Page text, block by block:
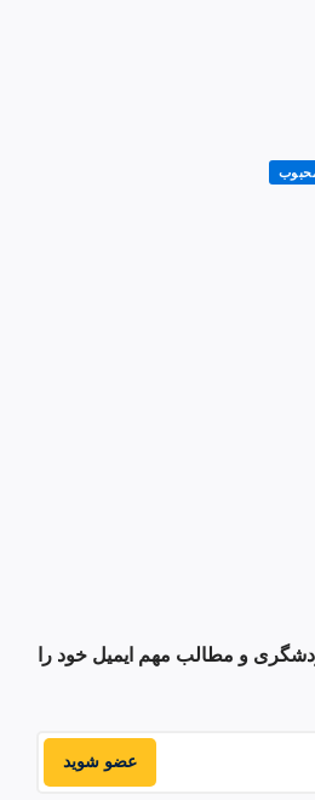
و مطالب مهم ایمیل خود را
عضو شوید